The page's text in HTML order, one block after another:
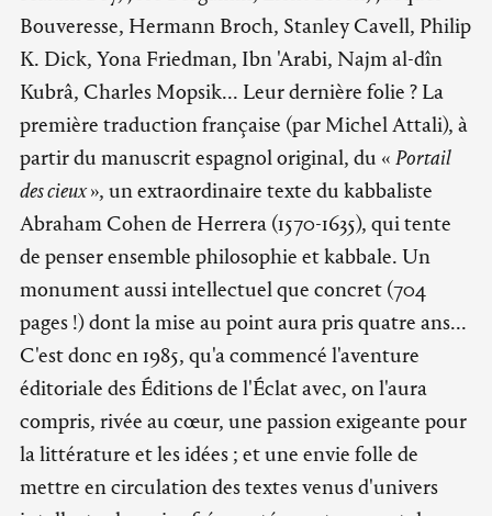
Bouveresse, Hermann Broch, Stanley Cavell, Philip
K. Dick, Yona Friedman, Ibn 'Arabi, Najm al-dîn
Kubrâ, Charles Mopsik... Leur dernière folie ? La
première traduction française (par Michel Attali), à
partir du manuscrit espagnol original, du « Portail
des cieux», un extraordinaire texte du kabbaliste
Abraham Cohen de Herrera (1570-1635), qui tente
de penser ensemble philosophie et kabbale. Un
monument aussi intellectuel que concret (704
pages !) dont la mise au point aura pris quatre ans...
C'est donc en 1985, qu'a commencé l'aventure
éditoriale des Éditions de l'Éclat avec, on l'aura
compris, rivée au cœur, une passion exigeante pour
la littérature et les idées ; et une envie folle de
mettre en circulation des textes venus d'univers